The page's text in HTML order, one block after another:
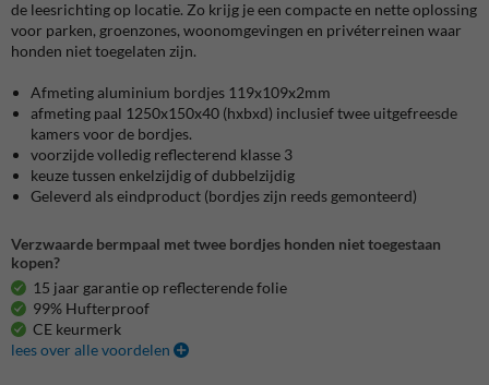
de leesrichting op locatie. Zo krijg je een compacte en nette oplossing
voor parken, groenzones, woonomgevingen en privéterreinen waar
honden niet toegelaten zijn.
Afmeting aluminium bordjes 119x109x2mm
afmeting paal 1250x150x40 (hxbxd) inclusief twee uitgefreesde
kamers voor de bordjes.
voorzijde volledig reflecterend klasse 3
keuze tussen enkelzijdig of dubbelzijdig
Geleverd als eindproduct (bordjes zijn reeds gemonteerd)
Verzwaarde bermpaal met twee bordjes honden niet toegestaan
kopen?
15 jaar garantie op reflecterende folie
99% Hufterproof
CE keurmerk
lees over alle voordelen